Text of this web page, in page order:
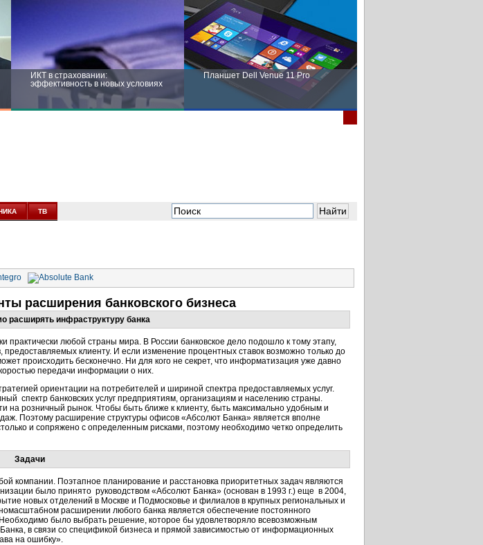
ИКТ в страховании:
эффективность в новых условиях
Планшет Dell Venue 11 Pro
новых условиях
ТВ
расширения банковского бизнеса
расширять инфраструктуру банка
любой страны мира. В России банковское дело подошло к тому этапу,
предоставляемых клиенту. И если изменение процентных ставок возможно только до
происходить бесконечно. Ни для кого не секрет, что информатизация уже давно
передачи информации о них.
ориентации на потребителей и шириной спектра предоставляемых услуг.
спектр банковских услуг предприятиям, организациям и населению страны.
розничный рынок. Чтобы быть ближе к клиенту, быть максимально удобным и
Поэтому расширение структуры офисов «Абсолют Банка» является вполне
и сопряжено с определенным рисками, поэтому необходимо четко определить
Задачи
компании. Поэтапное планирование и расстановка приоритетных задач являются
было принято руководством «Абсолют Банка» (основан в 1993 г.) еще в 2004,
новых отделений в Москве и Подмосковье и филиалов в крупных региональных и
расширении любого банка является обеспечение постоянного
было выбрать решение, которое бы удовлетворяло всевозможным
в связи со спецификой бизнеса и прямой зависимостью от информационных
на ошибку».